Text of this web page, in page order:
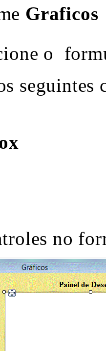
Graficos
o
seguintes
no